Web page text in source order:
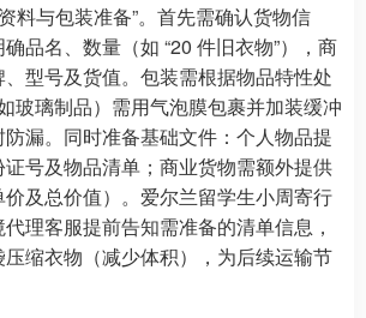
料与包装准备”。首先需确认货物信
品名、数量（如 “20 件旧衣物”），商
型号及货值。包装需根据物品特性处
璃制品）需用气泡膜包裹并加装缓冲
漏。同时准备基础文件：个人物品提
号及物品清单；商业货物需额外提供
及总价值）。爱尔兰留学生小周寄行
理客服提前告知需准备的清单信息，
缩衣物（减少体积），为后续运输节